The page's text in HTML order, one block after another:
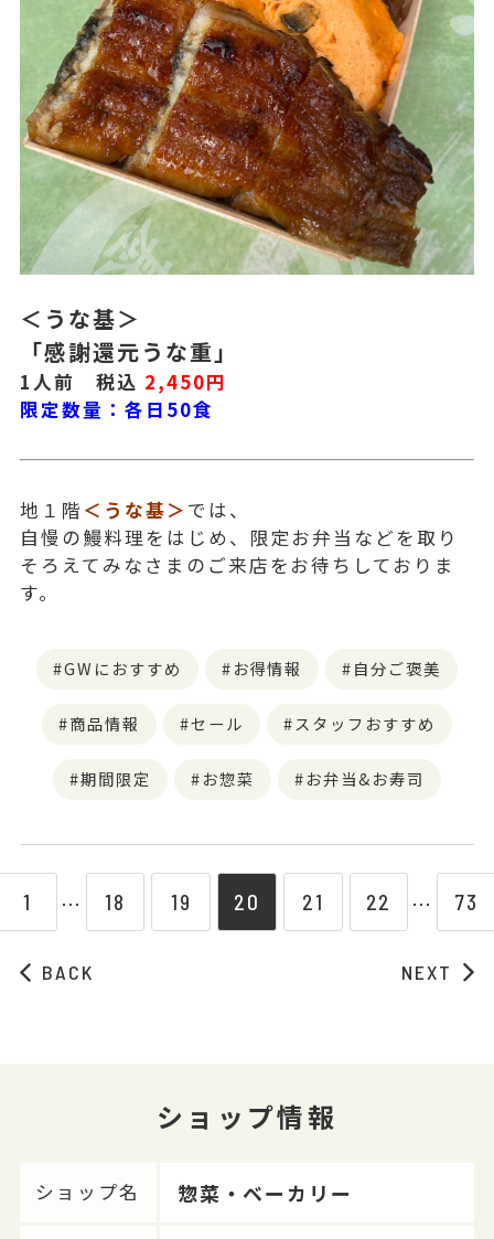
＜うな基＞
「感謝還元うな重」
1人前 税込 2,450円
限定数量：各日50食
地１階 ＜うな基＞ では、
自慢の鰻料理をはじめ、限定お弁当などを取り
そろえてみなさまのご来店をお待ちしておりま
す。
GWにおすすめ お得情報 自分ご褒美
商品情報 セール スタッフおすすめ
期間限定 お惣菜 お弁当&お寿司
BACK
1 ⋯ 18 19 20 21 22 ⋯ 73
NEXT
ショップ情報
ショップ名 惣菜・ベーカリー